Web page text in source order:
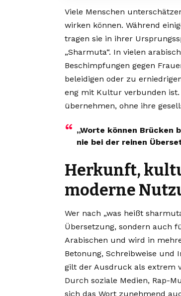
Viele Menschen
wirken können. Während
tragen sie in ihrer
„Sharmuta“. In vielen
Beschimpfungen gegen
beleidigen oder zu
eng mit Kultur verbunden
übernehmen, ohne ihre
„Worte können Brücken
nie bei der reinen
Herkunft,
moderne
Wer nach „was heißt
Übersetzung, sondern auch
Arabischen und wird in
Betonung, Schreibweise und
gilt der Ausdruck als extrem
Durch soziale Medien, Rap-
sich das Wort zunehmend